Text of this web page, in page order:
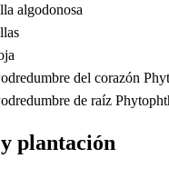
algodonosa
del corazón
de raíz
plantación